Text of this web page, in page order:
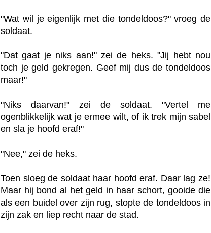
"Wat wil je eigenlijk met die tondeldoos?" vroeg de
soldaat.
"Dat gaat je niks aan!" zei de heks. "Jij hebt nou
toch je geld gekregen. Geef mij dus de tondeldoos
maar!"
"Niks daarvan!" zei de soldaat. "Vertel me
ogenblikkelijk wat je ermee wilt, of ik trek mijn sabel
en sla je hoofd eraf!"
"Nee," zei de heks.
Toen sloeg de soldaat haar hoofd eraf. Daar lag ze!
Maar hij bond al het geld in haar schort, gooide die
als een buidel over zijn rug, stopte de tondeldoos in
zijn zak en liep recht naar de stad.